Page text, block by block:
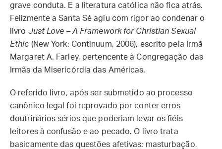
grave conduta. E a literatura católica não fica atrás.
Felizmente a Santa Sé agiu com rigor ao condenar o
livro Just Love – A Framework for Christian Sexual
Ethic (New York: Continuum, 2006), escrito pela Irmã
Margaret A. Farley, pertencente à Congregação das
Irmãs da Misericórdia das Américas.
O referido livro, após ser submetido ao processo
canônico legal foi reprovado por conter erros
doutrinários sérios que poderiam levar os fiéis
leitores à confusão e ao pecado. O livro trata
basicamente das questões afetivas: masturbação,